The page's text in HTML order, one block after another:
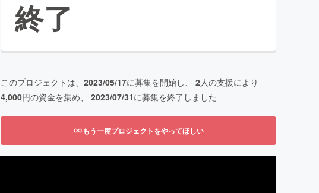
終了
このプロジェクトは、 2023/05/17に募集を開始し、 2人の支援により
4,000円の資金を集め、 2023/07/31に募集を終了しました
もう一度プロジェクトをやってほしい